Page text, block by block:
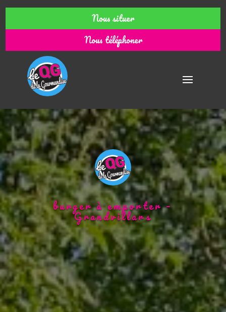
Nous situer
Nous téléphoner
burger à emporter –
Grandvillars